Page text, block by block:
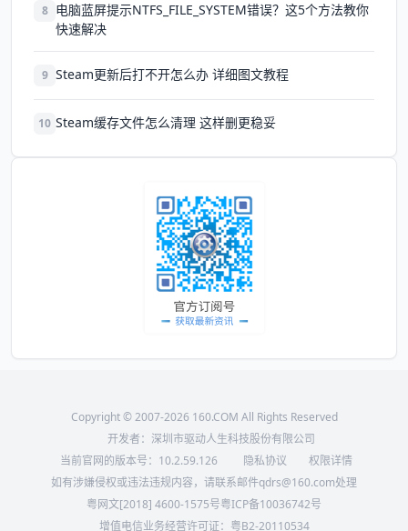
8 电脑蓝屏提示NTFS_FILE_SYSTEM错误？这5个方法教你
快速解决
9 Steam更新后打不开怎么办 详细图文教程
10 Steam缓存文件怎么清理 这样删更稳妥
Copyright © 2007-2026 160.COM All Rights Reserved
开发者：深圳市驱动人生科技股份有限公司
当前官网的版本号： 10.2.59.126 隐私协议
权限详情
如有涉嫌侵权或违法违规内容，请联系邮件qdrs@160.com处理
粤网文[2018] 4600-1575号粤ICP备10036742号
增值电信业务经营许可证：粤B2-20110534